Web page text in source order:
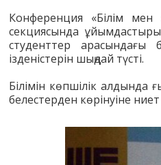
Конференция «Білім мен
секциясында
студенттер
ізденістерін шыңдай түсті.
Білімін көпшілік
белестерден көрінуіне ниет